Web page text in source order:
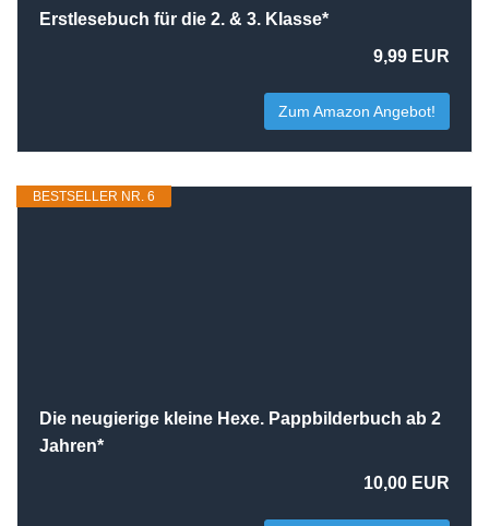
Erstlesebuch für die 2. & 3. Klasse*
9,99 EUR
Zum Amazon Angebot!
BESTSELLER NR. 6
Die neugierige kleine Hexe. Pappbilderbuch ab 2
Jahren*
10,00 EUR